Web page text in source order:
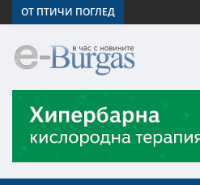
ОТ ПТИЧИ ПОГЛЕД